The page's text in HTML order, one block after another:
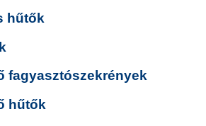
hűtők
fagyasztószekrények
hűtők